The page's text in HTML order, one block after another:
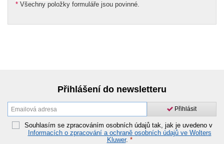
* Všechny položky formuláře jsou povinné.
Přihlášení do newsletteru
Přihlásit
Souhlasím se zpracováním osobních údajů tak, jak je uvedeno v
Informacích o zpracování a ochraně osobních údajů ve Wolters
Kluwer. *